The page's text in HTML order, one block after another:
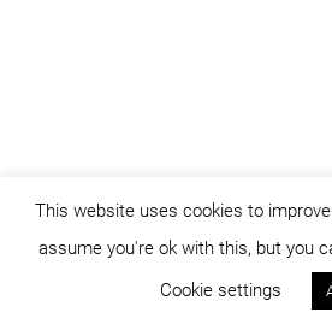
© dicositiganas
This website uses cookies to improve
assume you're ok with this, but you
Cookie settings